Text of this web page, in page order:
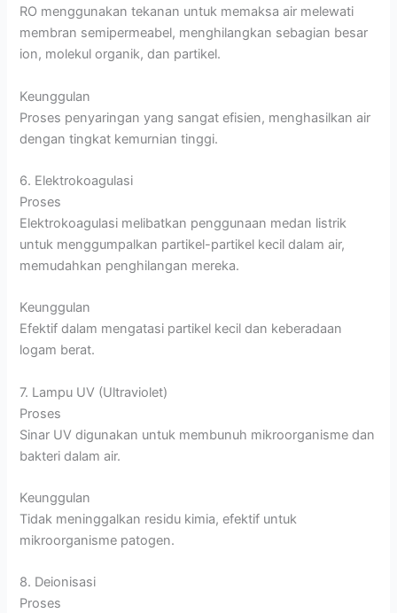
RO menggunakan tekanan untuk memaksa air melewati
membran semipermeabel, menghilangkan sebagian besar
ion, molekul organik, dan partikel.
Keunggulan
Proses penyaringan yang sangat efisien, menghasilkan air
dengan tingkat kemurnian tinggi.
6. Elektrokoagulasi
Proses
Elektrokoagulasi melibatkan penggunaan medan listrik
untuk menggumpalkan partikel-partikel kecil dalam air,
memudahkan penghilangan mereka.
Keunggulan
Efektif dalam mengatasi partikel kecil dan keberadaan
logam berat.
7. Lampu UV (Ultraviolet)
Proses
Sinar UV digunakan untuk membunuh mikroorganisme dan
bakteri dalam air.
Keunggulan
Tidak meninggalkan residu kimia, efektif untuk
mikroorganisme patogen.
8. Deionisasi
Proses